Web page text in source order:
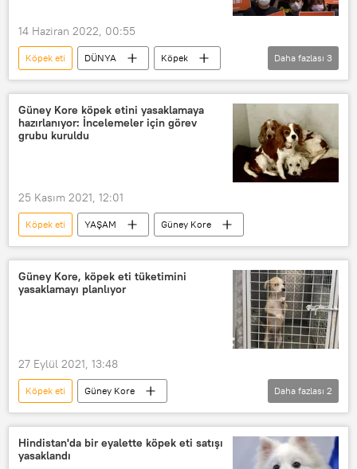
14 Haziran 2022, 00:55
Köpek eti DÜNYA
Köpek
Güney Kore
Asya
Hayvan hakları
Daha fazlası 3
Güney Kore köpek etini yasaklamaya
hazırlanıyor: İncelemeler için görev
grubu kuruldu
25 Kasım 2021, 12:01
Köpek eti YAŞAM Güney Kore
Güney Kore, köpek eti tüketimini
yasaklamayı planlıyor
27 Eylül 2021, 13:48
Köpek eti
Güney Kore
Köpek eti tüketimi yasaklanıyor
DÜNYA
Daha fazlası 2
Hindistan'da bir eyalette köpek eti satışı
yasaklandı